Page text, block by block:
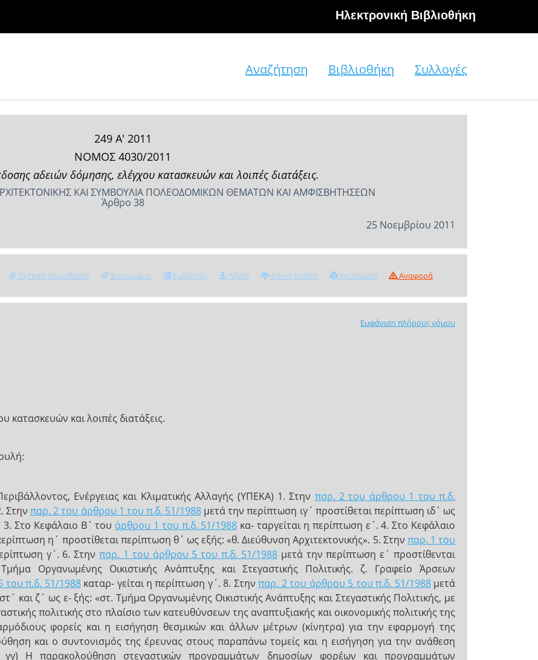
Hλεκτρονική Βιβλιοθήκη
Αναζήτηση Βιβλιοθήκη Συλλογές
249 Α' 2011
ΝΟΜΟΣ 4030/2011
αδειών δόμησης, ελέγχου κατασκευών και λοιπές διατάξεις.
ΚΑΙ ΣΥΜΒΟΥΛΙΑ ΠΟΛΕΟΔΟΜΙΚΩΝ ΘΕΜΑΤΩΝ ΚΑΙ ΑΜΦΙΣΒΗΤΗΣΕΩΝ
Άρθρο 38
25 Νοεμβρίου 2011
Σχετική Νομοθεσία Συνημμένα Συλλογές Λήψη Κοινή Χρήση Εκτύπωση Αναφορά
Εμφάνιση πλήρους νόμου
και λοιπές διατάξεις.
Ενέργειας και Κλιματικής Αλλαγής (ΥΠΕΚΑ) 1. Στην παρ. 2 του άρθρου 1 του π.δ.
Στηνπαρ. 2 του άρθρου 1 του π.δ. 51/1988 μετά την περίπτωση ιγ΄ προστίθεται περίπτωση ιδ΄ ως
3. Στο Κεφάλαιο Β΄ του άρθρου 1 του π.δ. 51/1988 κα- ταργείται η περίπτωση ε΄. 4. Στο Κεφάλαιο
η΄ προστίθεται περίπτωση θ΄ ως εξής: «θ. Διεύθυνση Αρχιτεκτονικής». 5. Στην παρ. 1 του
γ΄. 6. Στηνπαρ. 1 του άρθρου 5 του π.δ. 51/1988μετά την περίπτωση ε΄ προστίθενται
Οργανωμένης Οικιστικής Ανάπτυξης και Στεγαστικής Πολιτικής. ζ. Γραφείο Άρσεων
του π.δ. 51/1988καταρ- γείται η περίπτωση γ΄. 8. Στηνπαρ. 2 του άρθρου 5 του π.δ. 51/1988μετά
και ζ΄ ως ε- ξής: «στ. Τμήμα Οργανωμένης Οικιστικής Ανάπτυξης και Στεγαστικής Πολιτικής, με
πολιτικής στο πλαίσιο των κατευθύνσεων της αναπτυξιακής και οικονομικής πολιτικής της
φορείς και η εισήγηση θεσμικών και άλλων μέτρων (κίνητρα) για την εφαρμογή της
και ο συντονισμός της έρευνας στους παραπάνω τομείς και η εισήγηση για την ανάθεση
Η παρακολούθηση στεγαστικών προγραμμάτων δημοσίων φορέων και προγραμμάτων